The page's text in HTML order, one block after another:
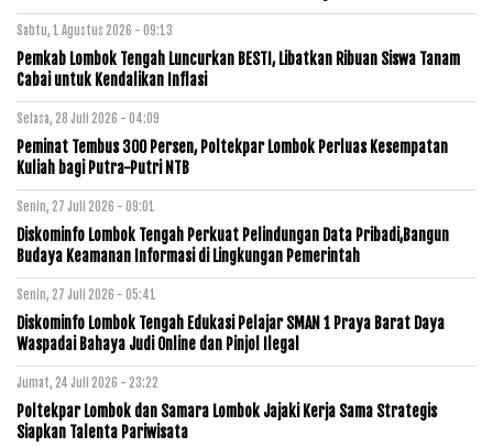
Sabtu, 1 Agustus 2026 - 09:13
Pemkab Lombok Tengah Luncurkan BESTI, Libatkan Ribuan Siswa Tanam
Cabai untuk Kendalikan Inflasi
Selasa, 28 Juli 2026 - 04:09
Peminat Tembus 300 Persen, Poltekpar Lombok Perluas Kesempatan
Kuliah bagi Putra-Putri NTB
Senin, 27 Juli 2026 - 09:01
Diskominfo Lombok Tengah Perkuat Pelindungan Data Pribadi,Bangun
Budaya Keamanan Informasi di Lingkungan Pemerintah
Senin, 27 Juli 2026 - 05:41
Diskominfo Lombok Tengah Edukasi Pelajar SMAN 1 Praya Barat Daya
Waspadai Bahaya Judi Online dan Pinjol Ilegal
Jumat, 24 Juli 2026 - 23:22
Poltekpar Lombok dan Samara Lombok Jajaki Kerja Sama Strategis
Siapkan Talenta Pariwisata